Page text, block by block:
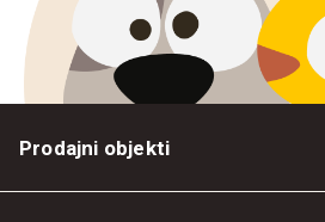
Prodajni objekti